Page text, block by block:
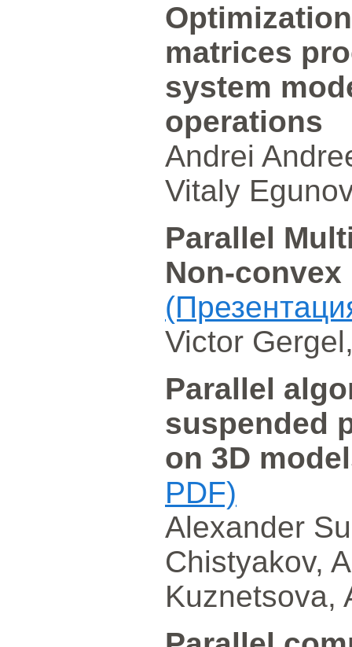
matrices
system
operations
Andrei
Vitaly
Parallel
Non-
Victor
Parallel
suspended
on 3D
PDF)
Alexander
Chistyakov,
Kuznetsova,